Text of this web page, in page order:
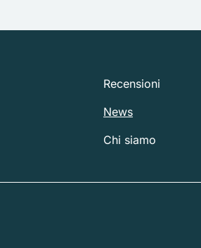
Recensioni
News
Chi siamo